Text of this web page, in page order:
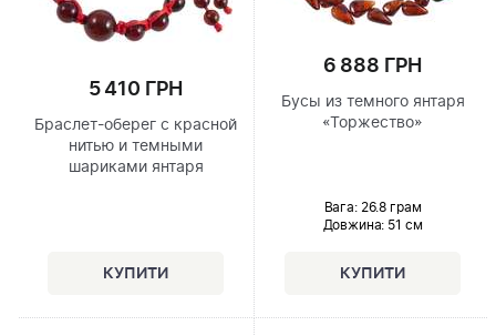
5 410 ГРН
Браслет-оберег с красной
нитью и темными
шариками янтаря
6 888 ГРН
Бусы из темного янтаря
«Торжество»
Вага: 26.8 грам
Довжина: 51 см